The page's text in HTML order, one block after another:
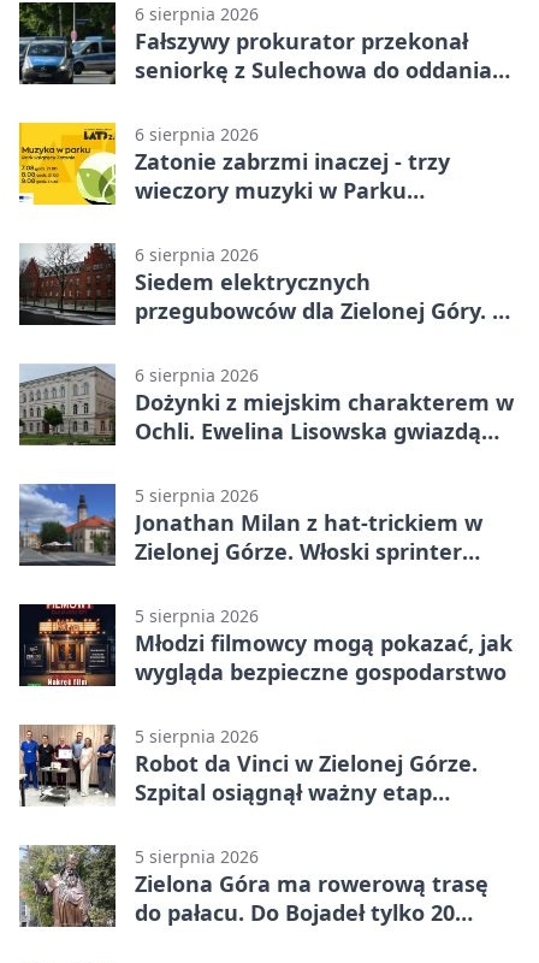
6 sierpnia 2026
Fałszywy prokurator przekonał
seniorkę z Sulechowa do oddania
6 sierpnia 2026
Zatonie zabrzmi inaczej - trzy
wieczory muzyki w Parku
6 sierpnia 2026
Siedem elektrycznych
przegubowców dla Zielonej Góry. To
6 sierpnia 2026
Dożynki z miejskim charakterem w
Ochli. Ewelina Lisowska gwiazdą
5 sierpnia 2026
Jonathan Milan z hat-trickiem w
Zielonej Górze. Włoski sprinter
5 sierpnia 2026
Młodzi filmowcy mogą pokazać, jak
wygląda bezpieczne gospodarstwo
5 sierpnia 2026
Robot da Vinci w Zielonej Górze.
Szpital osiągnął ważny etap
5 sierpnia 2026
Zielona Góra ma rowerową trasę
do pałacu. Do Bojadeł tylko 20